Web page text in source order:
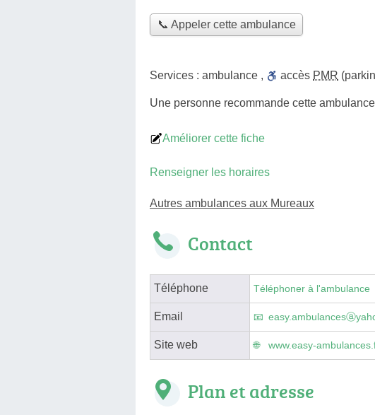
📞 Appeler cette ambulance
Services : ambulance , accès PMR
Une personne recommande cette
Améliorer cette fiche
Renseigner les horaires
Autres ambulances aux Mureaux
Contact
Téléphone Téléphoner à l'ambulance
Email
Site web www.easy-
Plan et adresse